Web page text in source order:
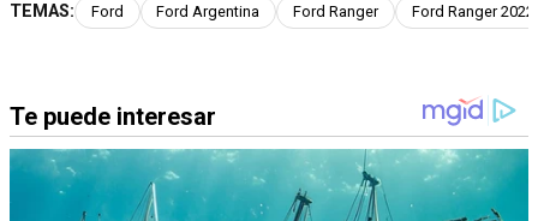
TEMAS: Ford Ford Argentina Ford Ranger Ford Ranger 2022